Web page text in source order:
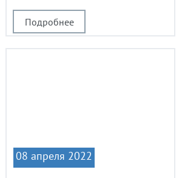
Подробнее
08 апреля 2022